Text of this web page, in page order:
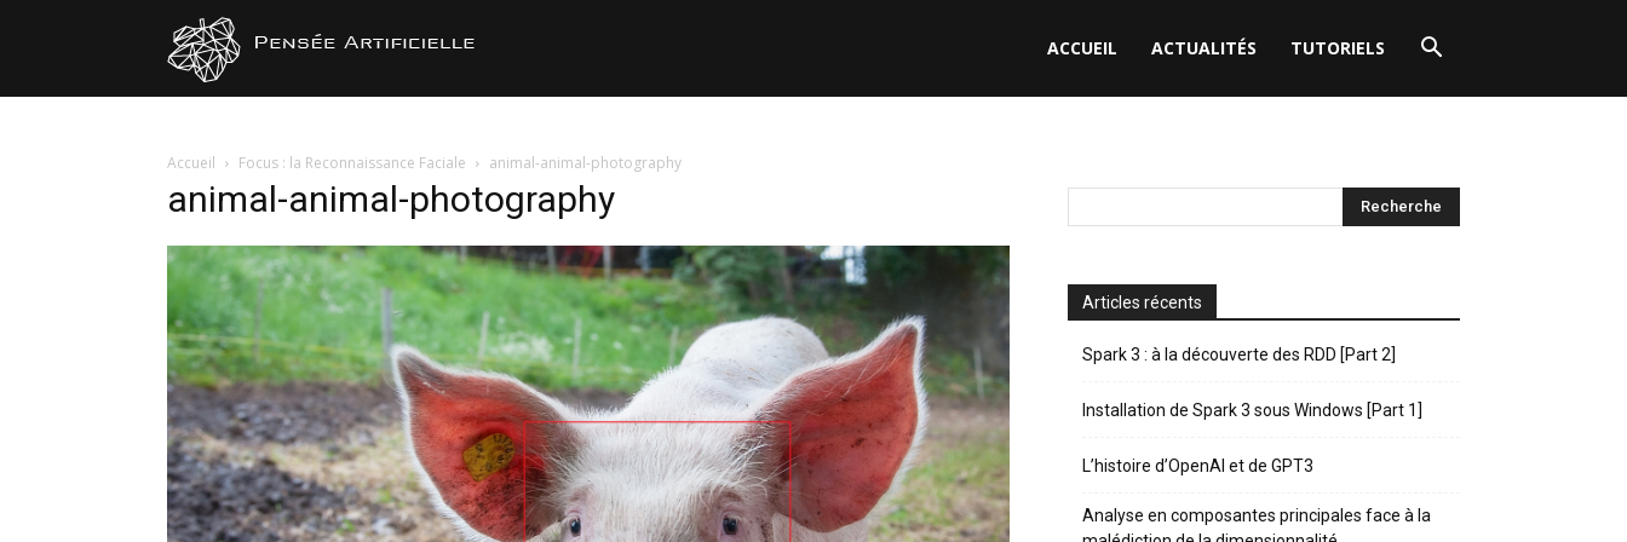
ACCUEIL ACTUALITÉS TUTORIELS
Accueil Focus : la Reconnaissance Faciale animal-animal-photography
animal-animal-photography
Articles récents
Spark 3 : à la découverte des RDD [Part 2]
Installation de Spark 3 sous Windows [Part 1]
L’histoire d’OpenAI et de GPT3
Analyse en composantes principales face à la